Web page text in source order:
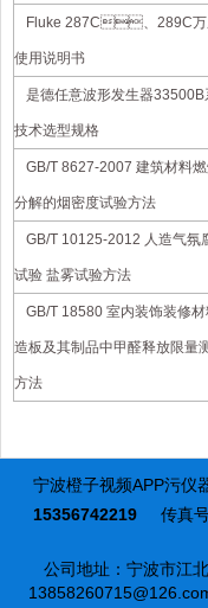
Fluke 287C、289C万
使用说明书
是德任意波形发生器33500B
技术选型规格
GB/T 8627-2007 建筑材料
分解的烟密度试验方法
GB/T 10125-2012 人造气氛
试验 盐雾试验方法
GB/T 18580 室内装饰装修材
造板及其制品中甲醛释放限量
方法
宁波橙子视频APP污仪
15356742219传真号
公司地址：宁波市